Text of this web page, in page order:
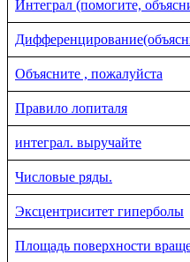
Интеграл (помогите,
Объясните , пожалуйста
Правило лопиталя
интеграл. выручайте
Числовые ряды.
Эксцентриситет гиперболы
Площадь поверхности